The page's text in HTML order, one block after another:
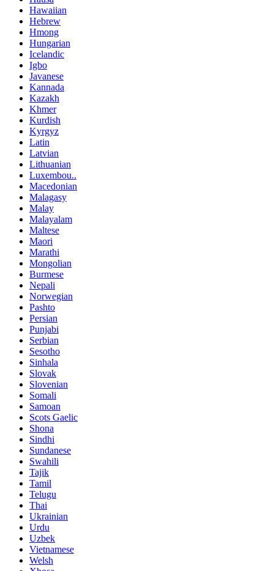
Hawaiian
Hebrew
Hmong
Hungarian
Icelandic
Igbo
Javanese
Kannada
Kazakh
Khmer
Kurdish
Kyrgyz
Latin
Latvian
Lithuanian
Luxembou..
Macedonian
Malagasy
Malay
Malayalam
Maltese
Maori
Marathi
Mongolian
Burmese
Nepali
Norwegian
Pashto
Persian
Punjabi
Serbian
Sesotho
Sinhala
Slovak
Slovenian
Somali
Samoan
Scots Gaelic
Shona
Sindhi
Sundanese
Swahili
Tajik
Tamil
Telugu
Thai
Ukrainian
Urdu
Uzbek
Vietnamese
Welsh